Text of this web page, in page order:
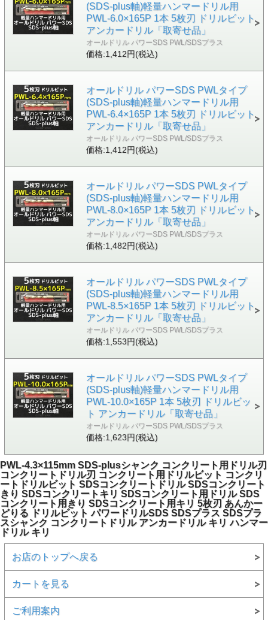
(SDS-plus軸)軽量ハンマードリル用
PWL-6.0×165P 1本 5枚刃 ドリルビット
アンカードリル「取寄せ品」
オールドリル パワーSDS PWL/SDSプラス
価格:1,412円(税込)
オールドリル パワーSDS PWLタイプ
(SDS-plus軸)軽量ハンマードリル用
PWL-6.4×165P 1本 5枚刃 ドリルビット
アンカードリル「取寄せ品」
オールドリル パワーSDS PWL/SDSプラス
価格:1,412円(税込)
オールドリル パワーSDS PWLタイプ
(SDS-plus軸)軽量ハンマードリル用
PWL-8.0×165P 1本 5枚刃 ドリルビット
アンカードリル「取寄せ品」
オールドリル パワーSDS PWL/SDSプラス
価格:1,482円(税込)
オールドリル パワーSDS PWLタイプ
(SDS-plus軸)軽量ハンマードリル用
PWL-8.5×165P 1本 5枚刃 ドリルビット
アンカードリル「取寄せ品」
オールドリル パワーSDS PWL/SDSプラス
価格:1,553円(税込)
オールドリル パワーSDS PWLタイプ
(SDS-plus軸)軽量ハンマードリル用
PWL-10.0×165P 1本 5枚刃 ドリルビッ
ト アンカードリル「取寄せ品」
オールドリル パワーSDS PWL/SDSプラス
価格:1,623円(税込)
PWL-4.3×115mm SDS-plusシャンク コンクリート用ドリル刃
コンクリートドリル刃 コンクリート用ドリルビット コンクリ
ートドリルビット SDSコンクリートドリル SDSコンクリート
きり SDSコンクリートキリ SDSコンクリート用ドリル SDS
コンクリート用きり SDSコンクリート用キリ 5枚刃 あんかー
どりる ドリルビット パワードリルSDS SDSプラス SDSプラ
スシャンク コンクリートドリル アンカードリル キリ ハンマー
ドリル キリ
お店のトップへ戻る
カートを見る
ご利用案内